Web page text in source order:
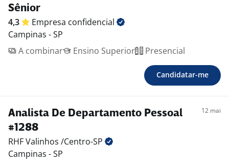
Sênior
4,3 Empresa confidencial
Campinas - SP
A combinar
Ensino Superior Presencial
Candidatar-me
Analista De Departamento Pessoal
#1288
12 mai
RHF Valinhos /Centro-SP
Campinas - SP